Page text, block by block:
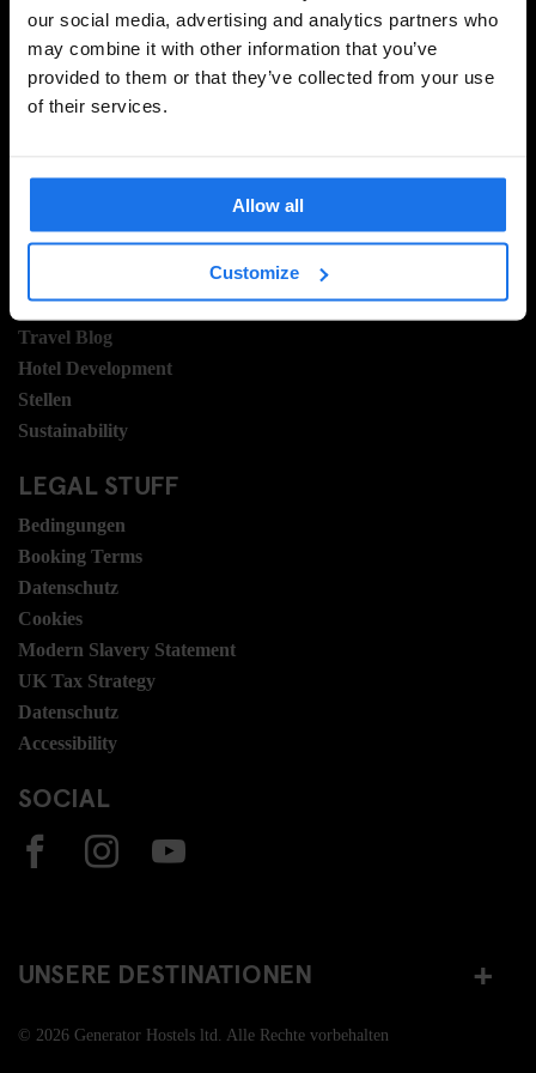
our social media, advertising and analytics partners who
may combine it with other information that you’ve
provided to them or that they’ve collected from your use
of their services.
Allow all
Customize
REGISTRIEREN
Über uns
FAQ
Travel Blog
Hotel Development
Stellen
Sustainability
LEGAL STUFF
Bedingungen
Booking Terms
Datenschutz
Cookies
Modern Slavery Statement
UK Tax Strategy
Datenschutz
Accessibility
SOCIAL
UNSERE DESTINATIONEN
© 2026 Generator Hostels ltd. Alle Rechte vorbehalten